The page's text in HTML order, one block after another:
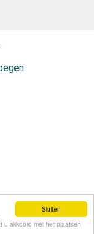
Sluiten
u akkoord met het plaatsen